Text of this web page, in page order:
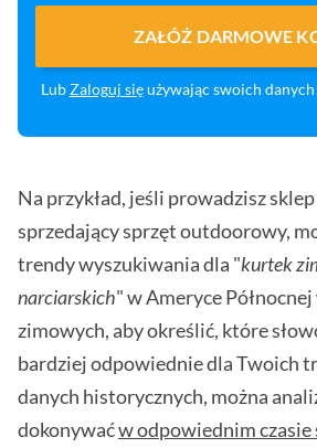
ZAŁÓŻ DARMOWE
LubZaloguj sięużywając swoich
Na przykład, jeśli prowadzisz
sprzedający sprzęt outdoorowy,
trendy wyszukiwania dla "kurtek
narciarskich" w Ameryce
zimowych, aby określić, które
bardziej odpowiednie dla Twoich
danych historycznych, można
dokonywaćw odpowiednim czasie